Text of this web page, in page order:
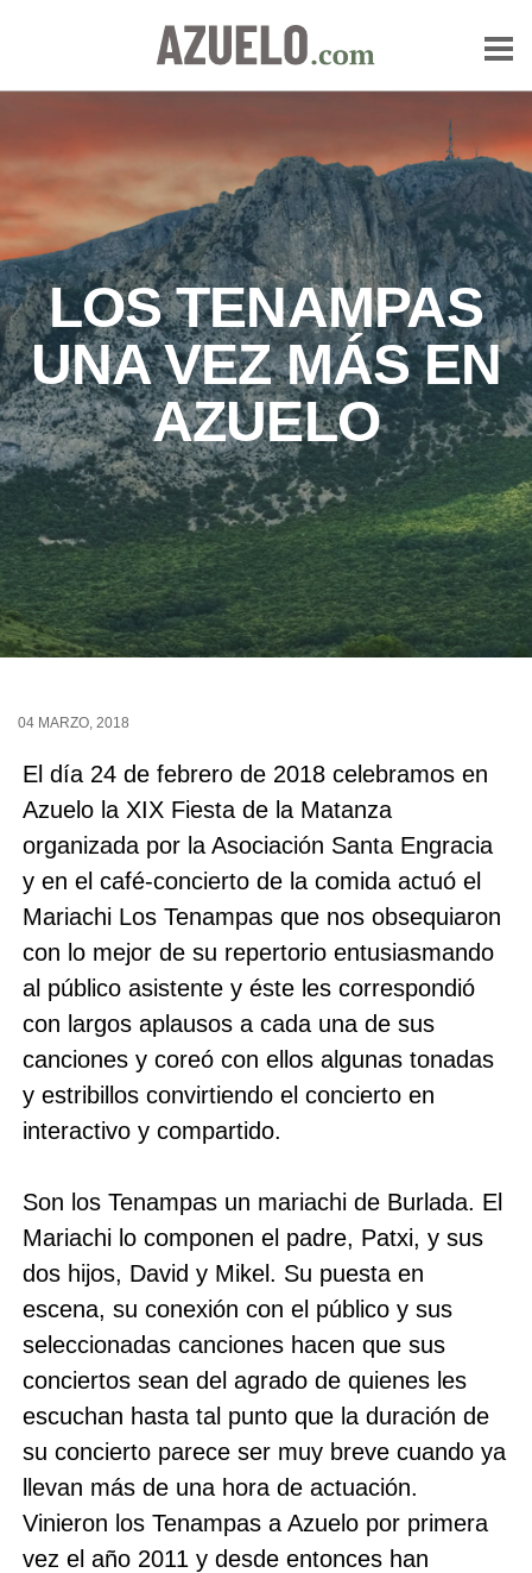
LOS TENAMPAS
UNA VEZ MÁS EN
AZUELO
04 MARZO, 2018
El día 24 de febrero de 2018 celebramos en
Azuelo la XIX Fiesta de la Matanza
organizada por la Asociación Santa Engracia
y en el café-concierto de la comida actuó el
Mariachi Los Tenampas que nos obsequiaron
con lo mejor de su repertorio entusiasmando
al público asistente y éste les correspondió
con largos aplausos a cada una de sus
canciones y coreó con ellos algunas tonadas
y estribillos convirtiendo el concierto en
interactivo y compartido.
Son los Tenampas un mariachi de Burlada. El
Mariachi lo componen el padre, Patxi, y sus
dos hijos, David y Mikel. Su puesta en
escena, su conexión con el público y sus
seleccionadas canciones hacen que sus
conciertos sean del agrado de quienes les
escuchan hasta tal punto que la duración de
su concierto parece ser muy breve cuando ya
llevan más de una hora de actuación.
Vinieron los Tenampas a Azuelo por primera
vez el año 2011 y desde entonces han